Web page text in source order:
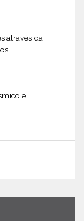
através da
e